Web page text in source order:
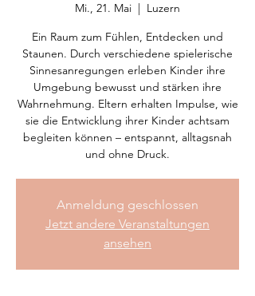
Mi., 21. Mai
  |
Luzern
Ein Raum zum Fühlen, Entdecken und
Staunen. Durch verschiedene spielerische
Sinnesanregungen erleben Kinder ihre
Umgebung bewusst und stärken ihre
Wahrnehmung. Eltern erhalten Impulse, wie
sie die Entwicklung ihrer Kinder achtsam
begleiten können – entspannt, alltagsnah
und ohne Druck.
Anmeldung geschlossen
Jetzt andere Veranstaltungen
ansehen